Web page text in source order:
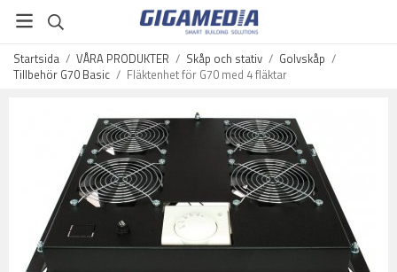
Startsida / VÅRA PRODUKTER / Skåp och stativ / Golvskåp /
Tillbehör G70 Basic / Fläktenhet för G70 med 4 fläktar